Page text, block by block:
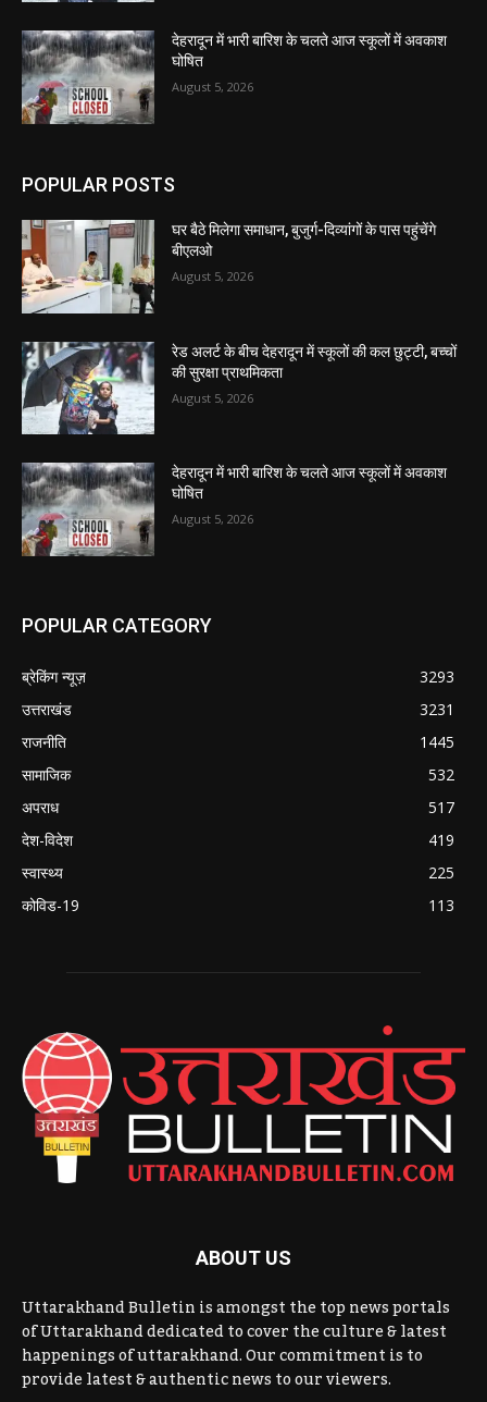
देहरादून में भारी बारिश के चलते आज स्कूलों में अवकाश
घोषित
August 5, 2026
POPULAR POSTS
घर बैठे मिलेगा समाधान, बुजुर्ग-दिव्यांगों के पास पहुंचेंगे
बीएलओ
August 5, 2026
रेड अलर्ट के बीच देहरादून में स्कूलों की कल छुट्टी, बच्चों
की सुरक्षा प्राथमिकता
August 5, 2026
देहरादून में भारी बारिश के चलते आज स्कूलों में अवकाश
घोषित
August 5, 2026
POPULAR CATEGORY
ब्रेकिंग न्यूज़
3293
उत्तराखंड
3231
राजनीति
1445
सामाजिक
532
अपराध
517
देश-विदेश
419
स्वास्थ्य
225
कोविड-19
113
ABOUT US
Uttarakhand Bulletin is amongst the top news portals
of Uttarakhand dedicated to cover the culture & latest
happenings of uttarakhand. Our commitment is to
provide latest & authentic news to our viewers.